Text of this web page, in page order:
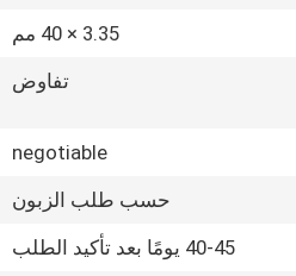
3.35 × 40 مم
تفاوض
negotiable
حسب طلب الزبون
40-45 يومًا بعد تأكيد الطلب